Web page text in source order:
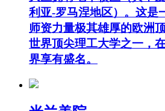
利亚-罗马涅地区）。这是
师资力量极其雄厚的欧洲
世界顶尖理工大学之一，
界享有盛名。